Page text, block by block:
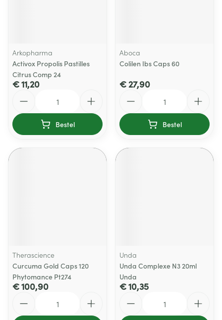
Arkopharma
Activox Propolis Pastilles
Citrus Comp 24
€ 11,20
Bestel
Aboca
Colilen Ibs Caps 60
€ 27,90
Bestel
Therascience
Curcuma Gold Caps 120
Phytomance Pt274
€ 100,90
Unda
Unda Complexe N3 20ml
Unda
€ 10,35